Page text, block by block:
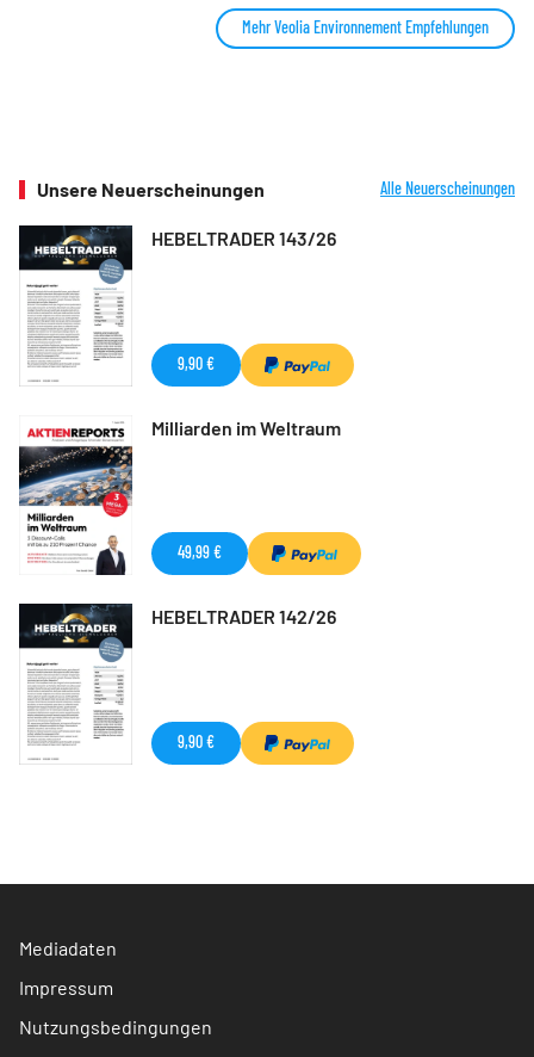
Mehr Veolia Environnement Empfehlungen
Unsere Neuerscheinungen Alle Neuerscheinungen
HEBELTRADER 143/26
9,90 €
Milliarden im Weltraum
49,99 €
HEBELTRADER 142/26
9,90 €
Mediadaten
Impressum
Nutzungsbedingungen